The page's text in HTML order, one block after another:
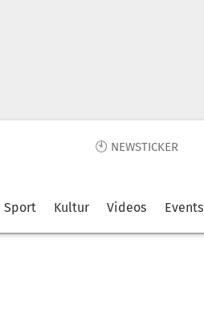
🕙 NEWSTICKER
Sport Kultur Videos Events